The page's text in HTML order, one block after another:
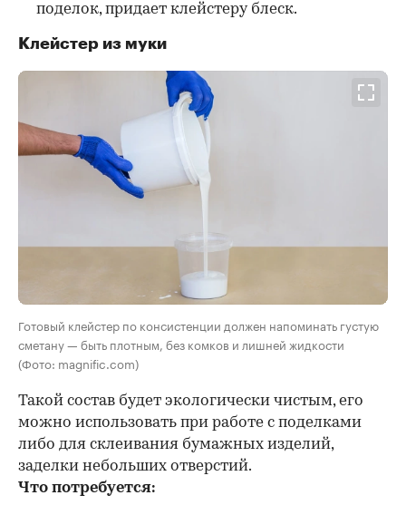
поделок, придает клейстеру блеск.
Клейстер из муки
Готовый клейстер по консистенции должен напоминать густую
сметану — быть плотным, без комков и лишней жидкости
(Фото: magnific.com)
Такой состав будет экологически чистым, его
можно использовать при работе с поделками
либо для склеивания бумажных изделий,
заделки небольших отверстий.
Что потребуется: